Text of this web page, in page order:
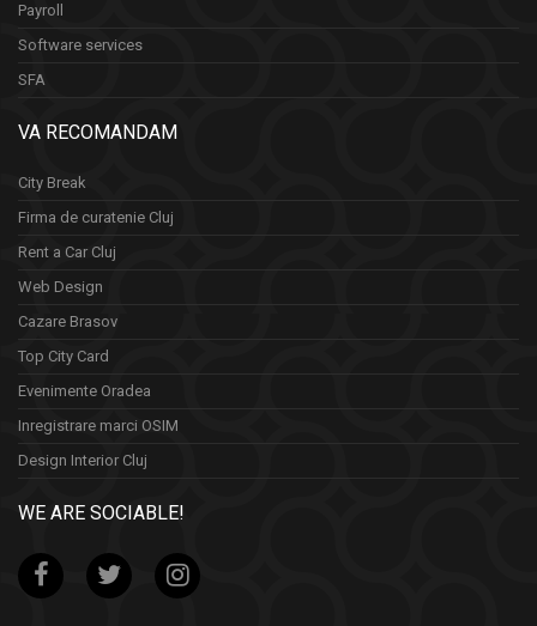
Payroll
Software services
SFA
VA RECOMANDAM
City Break
Firma de curatenie Cluj
Rent a Car Cluj
Web Design
Cazare Brasov
Top City Card
Evenimente Oradea
Inregistrare marci OSIM
Design Interior Cluj
WE ARE SOCIABLE!